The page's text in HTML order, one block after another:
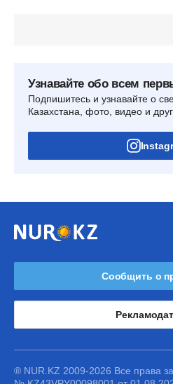
Узнавайте обо всем
Подпишитесь и узнавайте о
Казахстана, фото, видео и
Сообщить о
® NUR.KZ 2009-2026 Все права